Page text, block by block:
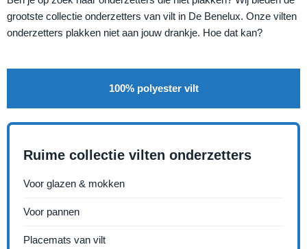
grootste collectie onderzetters van vilt in De Benelux. Onze vilten
onderzetters plakken niet aan jouw drankje. Hoe dat kan?
100% polyester vilt
Ruime collectie vilten onderzetters
Voor glazen & mokken
Voor pannen
Placemats van vilt